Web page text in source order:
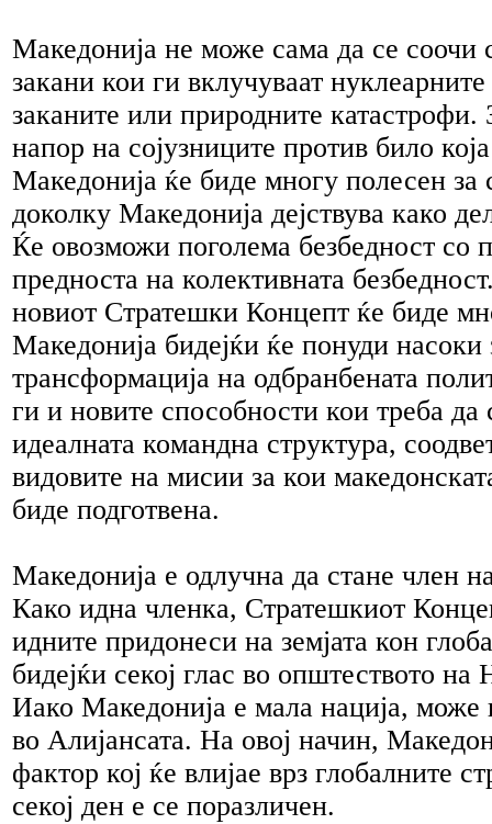
Македонија не може сама да се соочи
закани кои ги вклучуваат нуклеарните
заканите или природните катастрофи.
напор на сојузниците против било
Македонија ќе биде многу полесен за
доколку Македонија дејствува како
Ќе овозможи поголема безбедност со
предноста на колективната
новиот Стратешки Концепт ќе биде
Македонија бидејќи ќе понуди
трансформација на одбранбената
ги и новите способности кои треба да
идеалната командна структура,
видовите на мисии за кои
биде подготвена.
Македонија е одлучна да стане член
Како идна членка, Стратешкиот
идните придонеси на земјата кон
бидејќи секој глас во општеството
Иако Македонија е мала нација, може
во Алијансата. На овој начин,
фактор кој ќе влијае врз глобалните
секој ден е се поразличен.